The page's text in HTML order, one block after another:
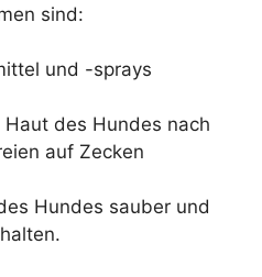
sind:
und -sprays
Haut des Hundes nach
auf Zecken
Hundes sauber und